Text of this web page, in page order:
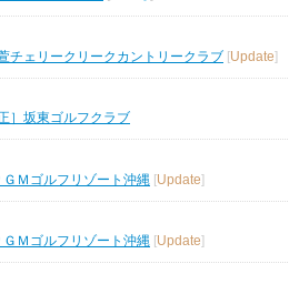
チェリークリークカントリークラブ [Update]
］坂東ゴルフクラブ
Ｍゴルフリゾート沖縄 [Update]
Ｍゴルフリゾート沖縄 [Update]